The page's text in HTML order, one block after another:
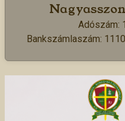
Adószám:
Bankszámlaszám: